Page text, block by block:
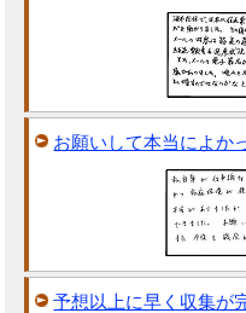
お願いして本当によか
予想以上に早く収集が